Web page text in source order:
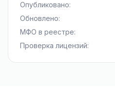
Опубликовано:
Обновлено:
МФО в реестре:
Проверка лицензий: